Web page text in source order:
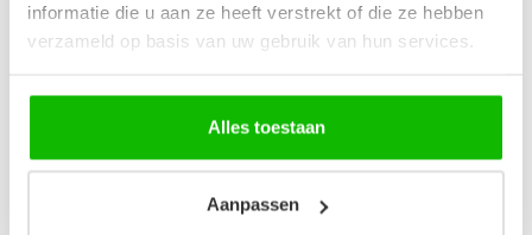
informatie die u aan ze heeft verstrekt of die ze hebben
verzameld op basis van uw gebruik van hun services.
Alles toestaan
Aanpassen
Spiegelkast Toledo 60